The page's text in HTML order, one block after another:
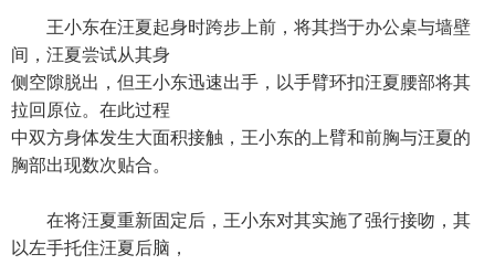
王小东在汪夏起身时跨步上前，将其挡于办公桌与墙壁
间，汪夏尝试从其身
侧空隙脱出，但王小东迅速出手，以手臂环扣汪夏腰部将其
拉回原位。在此过程
中双方身体发生大面积接触，王小东的上臂和前胸与汪夏的
胸部出现数次贴合。
在将汪夏重新固定后，王小东对其实施了强行接吻，其
以左手托住汪夏后脑，